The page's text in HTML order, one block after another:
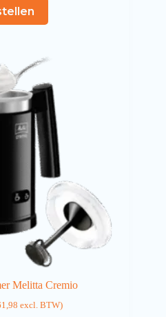
Melitta Cremio
excl. BTW)